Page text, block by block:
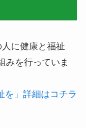
に健康と福祉
みを行っていま
を」詳細はコチラ